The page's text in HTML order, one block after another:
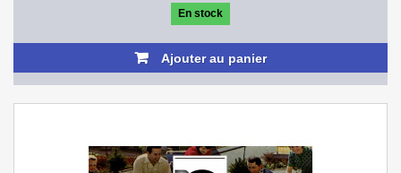
En stock
Ajouter au panier